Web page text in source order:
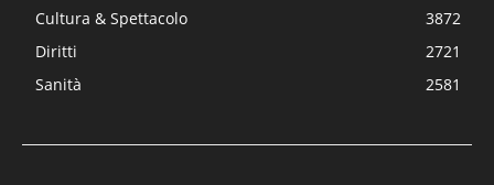
Cultura & Spettacolo
3872
Diritti
2721
Sanità
2581